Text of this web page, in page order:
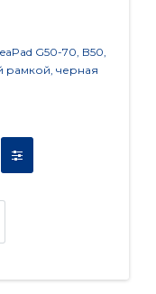
G50-70, B50,
рамкой, черная